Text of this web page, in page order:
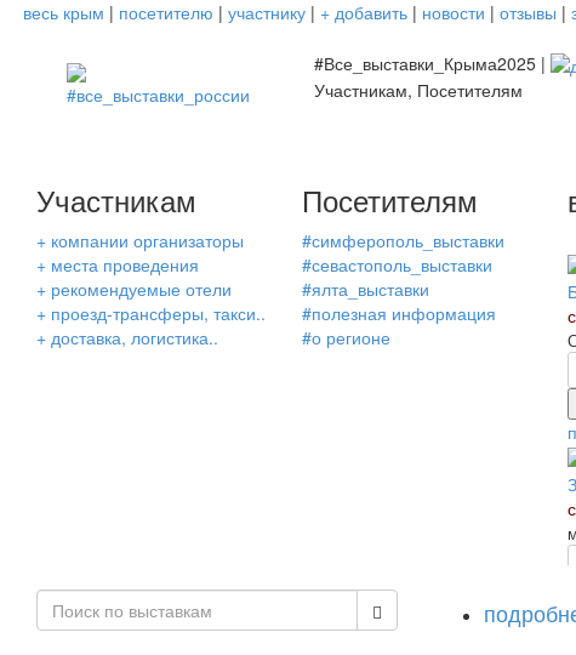
весь крым | посетителю | участнику | + добавить | новости | отзывы |
#Все_выставки_Крыма2025 |
Участникам, Посетителям
Участникам
+ компании организаторы
+ места проведения
+ рекомендуемые отели
+ проезд-трансферы, такси..
+ доставка, логистика..
Посетителям
#симферополь_выставки
#севастополь_выставки
#ялта_выставки
#полезная информация
#о регионе